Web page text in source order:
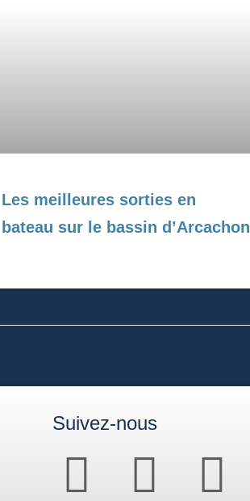
Les meilleures sorties en
bateau sur le bassin d’Arcachon
Suivez-nous